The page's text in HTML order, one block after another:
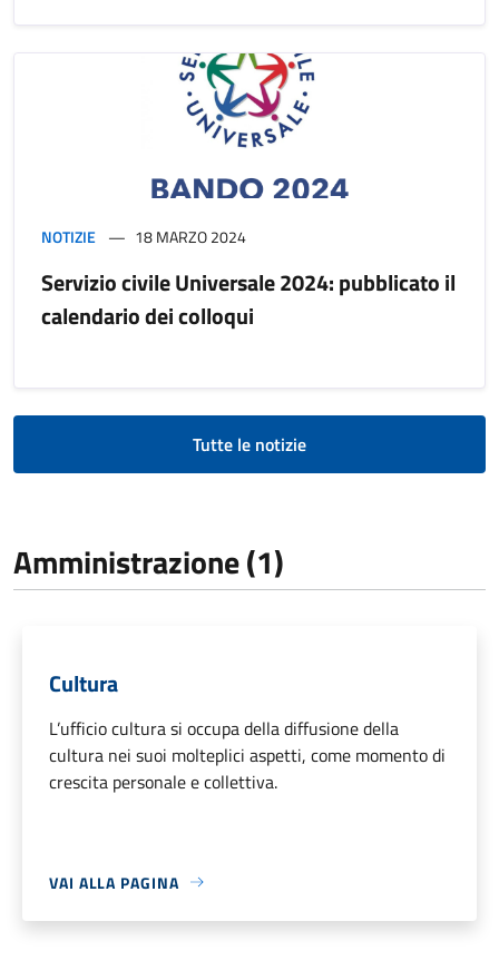
NOTIZIE 18 MARZO 2024
Servizio civile Universale 2024: pubblicato il
calendario dei colloqui
Tutte le notizie
Amministrazione (1)
Cultura
L’ufficio cultura si occupa della diffusione della
cultura nei suoi molteplici aspetti, come momento di
crescita personale e collettiva.
VAI ALLA PAGINA